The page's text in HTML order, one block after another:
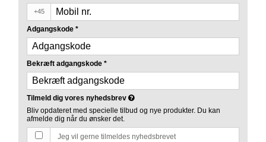
+45
Adgangskode *
Bekræft adgangskode *
Tilmeld dig vores nyhedsbrev
Bliv opdateret med specielle tilbud og nye produkter. Du kan
afmelde dig når du ønsker det.
Jeg vil gerne tilmeldes nyhedsbrevet